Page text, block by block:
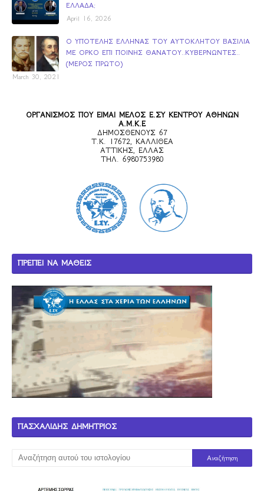
ΕΛΛΑΔΑ;
April 16, 2026
Ο ΥΠΟΤΕΛΗΣ ΕΛΛΗΝΑΣ ΤΟΥ ΑΥΤΟΚΛΗΤΟΥ ΒΑΣΙΛΙΑ
ΜΕ ΟΡΚΟ ΕΠΙ ΠΟΙΝΗΣ ΘΑΝΑΤΟΥ..ΚΥΒΕΡΝΩΝΤΕΣ..
(ΜΕΡΟΣ ΠΡΩΤΟ)
March 30, 2021
ΟΡΓΑΝΙΣΜΟΣ ΠΟΥ ΕΙΜΑΙ ΜΕΛΟΣ Ε.ΣΥ ΚΕΝΤΡΟΥ ΑΘΗΝΩΝ
Α.Μ.Κ.Ε
ΔΗΜΟΣΘΕΝΟΥΣ 67
Τ.Κ. 17672, ΚΑΛΛΙΘΕΑ
ΑΤΤΙΚΗΣ, ΕΛΛΑΣ
ΤΗΛ. 6980753980
ΠΡΕΠΕΙ ΝΑ ΜΑΘΕΙΣ
ΠΑΣΧΑΛΙΔΗΣ ΔΗΜΗΤΡΙΟΣ